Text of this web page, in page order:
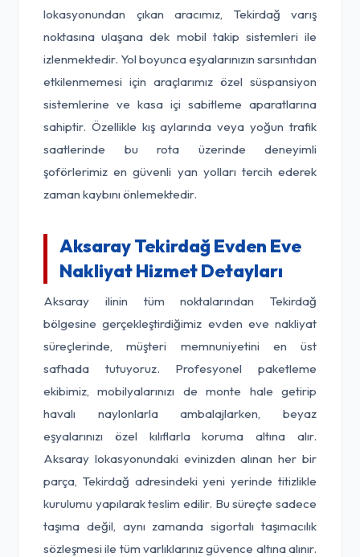
lokasyonundan çıkan aracımız, Tekirdağ varış
noktasına ulaşana dek mobil takip sistemleri ile
izlenmektedir. Yol boyunca eşyalarınızın sarsıntıdan
etkilenmemesi için araçlarımız özel süspansiyon
sistemlerine ve kasa içi sabitleme aparatlarına
sahiptir. Özellikle kış aylarında veya yoğun trafik
saatlerinde bu rota üzerinde deneyimli
şoförlerimiz en güvenli yan yolları tercih ederek
zaman kaybını önlemektedir.
Aksaray Tekirdağ Evden Eve
Nakliyat Hizmet Detayları
Aksaray ilinin tüm noktalarından Tekirdağ
bölgesine gerçekleştirdiğimiz evden eve nakliyat
süreçlerinde, müşteri memnuniyetini en üst
safhada tutuyoruz. Profesyonel paketleme
ekibimiz, mobilyalarınızı de monte hale getirip
havalı naylonlarla ambalajlarken, beyaz
eşyalarınızı özel kılıflarla koruma altına alır.
Aksaray lokasyonundaki evinizden alınan her bir
parça, Tekirdağ adresindeki yeni yerinde titizlikle
kurulumu yapılarak teslim edilir. Bu süreçte sadece
taşıma değil, aynı zamanda sigortalı taşımacılık
sözleşmesi ile tüm varlıklarınız güvence altına alınır.